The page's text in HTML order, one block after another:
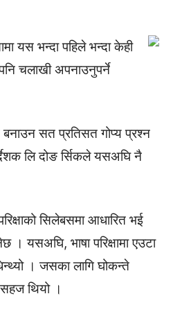
यस भन्दा पहिले भन्दा केही
चलाखी अपनाउनुपर्ने
बनाउन सत प्रतिसत गोप्य प्रश्न
लि दोङ र्सिकले यसअघि नै
सिलेबसमा आधारित भई
यसअघि, भाषा परिक्षामा एउटा
। जसका लागि घोकन्ते
थियो ।